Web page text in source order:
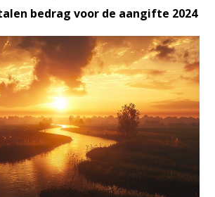
bedrag voor de aangifte 2024